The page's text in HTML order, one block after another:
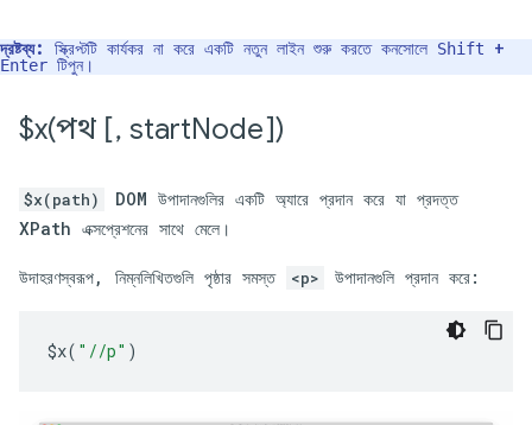
দ্রষ্টব্য: স্ক্রিপ্টটি কার্যকর না করে একটি নতুন লাইন শুরু করতে কনসোলে Shift +
Enter টিপুন।
$x(পথ [, startNode])
$x(path)
DOM উপাদানগুলির একটি অ্যারে প্রদান করে যা প্রদত্ত
XPath এক্সপ্রেশনের সাথে মেলে।
উদাহরণস্বরূপ, নিম্নলিখিতগুলি পৃষ্ঠার সমস্ত <p> উপাদানগুলি প্রদান করে:
$x( "//p" )